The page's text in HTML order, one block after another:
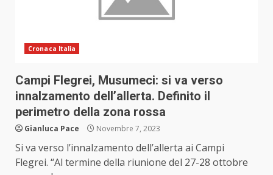
Cronaca Italia
Campi Flegrei, Musumeci: si va verso
innalzamento dell’allerta. Definito il
perimetro della zona rossa
Gianluca Pace Novembre 7, 2023
Si va verso l’innalzamento dell’allerta ai Campi
Flegrei. “Al termine della riunione del 27-28 ottobre